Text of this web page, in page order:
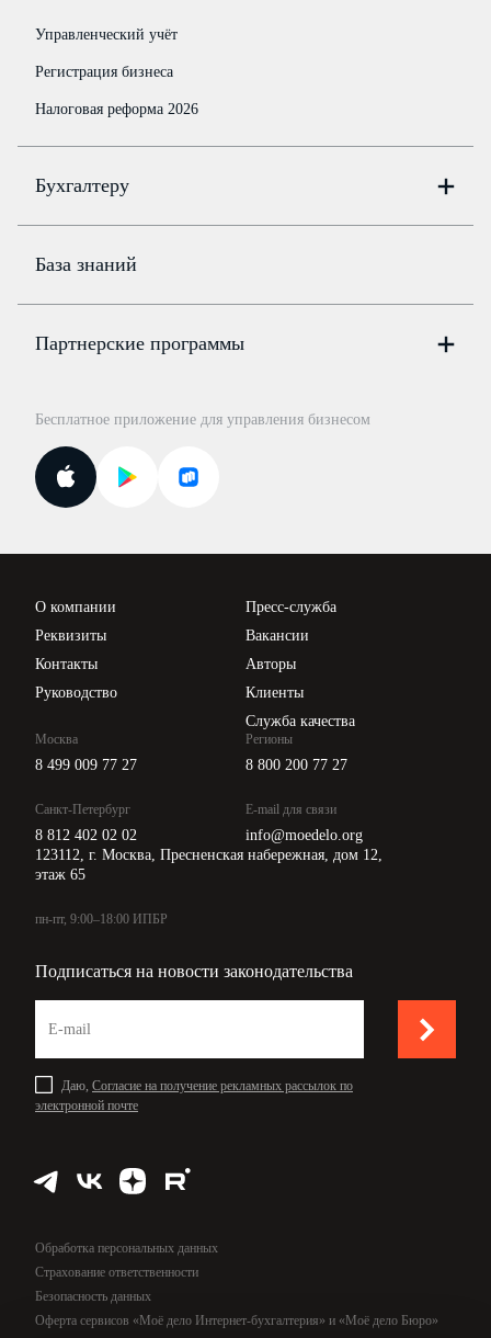
Управленческий учёт
Регистрация бизнеса
Налоговая реформа 2026
Бухгалтеру
Цены
Бюро
Консультации по учёту и налогам
Курсы повышения квалификации
Госпроверки
Поиск ответа на вопрос
Новости законодательства
База знаний
Партнерские программы
Для самозанятых
Бесплатное приложение для управления бизнесом
О компании
Реквизиты
Контакты
Руководство
Пресс-служба
Вакансии
Авторы
Клиенты
Служба качества
Москва
8 499 009 77 27
Санкт-Петербург
8 812 402 02 02
Регионы
8 800 200 77 27
E-mail для связи
info@moedelo.org
123112, г. Москва, Пресненская набережная, дом 12,
этаж 65
пн-пт, 9:00–18:00 ИПБР
Подписаться на новости законодательства
Даю, Согласие на получение рекламных рассылок по
электронной почте
Обработка персональных данных
Страхование ответственности
Безопасность данных
Оферта сервисов «Моё дело Интернет-бухгалтерия» и «Моё дело Бюро»